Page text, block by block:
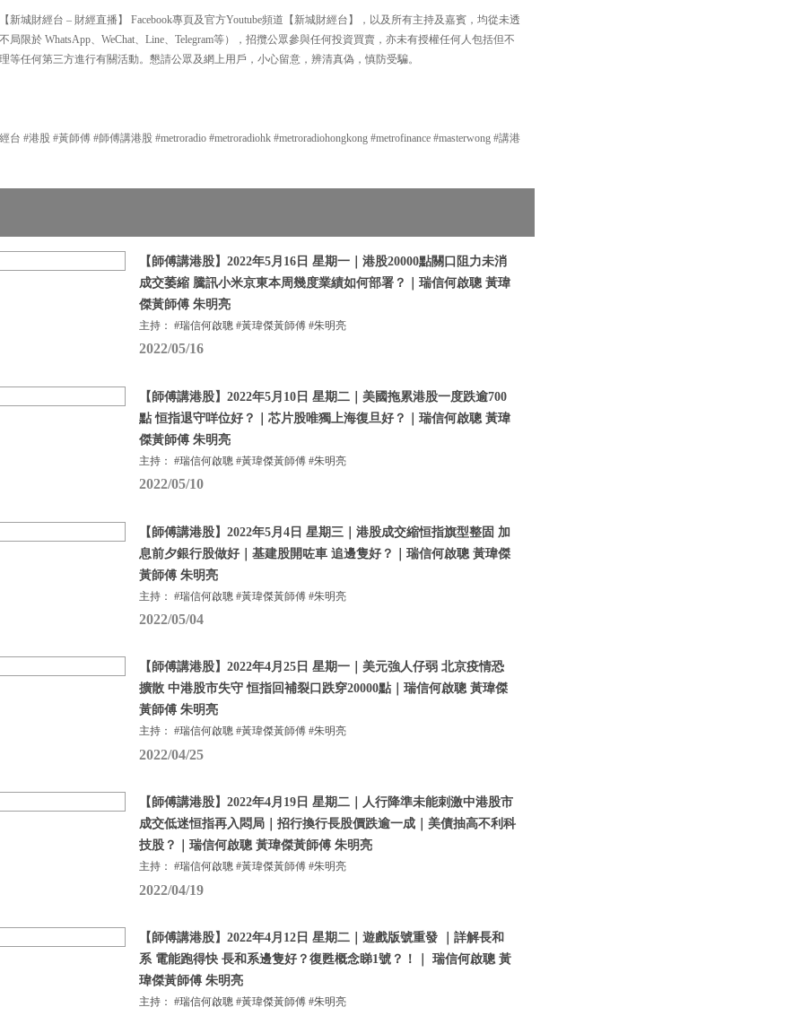
新城財經台 – 財經直播】 Facebook專頁及官方Youtube頻道【新城財經台】，以及所有主持及嘉賓，均從未透
局限於 WhatsApp、WeChat、Line、Telegram等），招攬公眾參與任何投資買賣，亦未有授權任何人包括但不
等任何第三方進行有關活動。懇請公眾及網上用戶，小心留意，辨清真偽，慎防受騙。
#港股 #黃師傅 #師傅講港股 #metroradio #metroradiohk #metroradiohongkong #metrofinance #masterwong #講港
【師傅講港股】2022年5月16日 星期一｜港股20000點關口阻力未消
成交萎縮 騰訊小米京東本周幾度業績如何部署？｜瑞信何啟聰 黃瑋
傑黃師傅 朱明亮
主持： #瑞信何啟聰 #黃瑋傑黃師傅 #朱明亮
2022/05/16
【師傅講港股】2022年5月10日 星期二｜美國拖累港股一度跌逾700
點 恒指退守咩位好？｜芯片股唯獨上海復旦好？｜瑞信何啟聰 黃瑋
傑黃師傅 朱明亮
主持： #瑞信何啟聰 #黃瑋傑黃師傅 #朱明亮
2022/05/10
【師傅講港股】2022年5月4日 星期三｜港股成交縮恒指旗型整固 加
息前夕銀行股做好｜基建股開咗車 追邊隻好？｜瑞信何啟聰 黃瑋傑
黃師傅 朱明亮
主持： #瑞信何啟聰 #黃瑋傑黃師傅 #朱明亮
2022/05/04
【師傅講港股】2022年4月25日 星期一｜美元強人仔弱 北京疫情恐
擴散 中港股市失守 恒指回補裂口跌穿20000點｜瑞信何啟聰 黃瑋傑
黃師傅 朱明亮
主持： #瑞信何啟聰 #黃瑋傑黃師傅 #朱明亮
2022/04/25
【師傅講港股】2022年4月19日 星期二｜人行降準未能刺激中港股市
成交低迷恒指再入悶局｜招行換行長股價跌逾一成｜美債抽高不利科
技股？｜瑞信何啟聰 黃瑋傑黃師傅 朱明亮
主持： #瑞信何啟聰 #黃瑋傑黃師傅 #朱明亮
2022/04/19
【師傅講港股】2022年4月12日 星期二｜遊戲版號重發 ｜詳解長和
系 電能跑得快 長和系邊隻好？復甦概念睇1號？！｜ 瑞信何啟聰 黃
瑋傑黃師傅 朱明亮
主持： #瑞信何啟聰 #黃瑋傑黃師傅 #朱明亮